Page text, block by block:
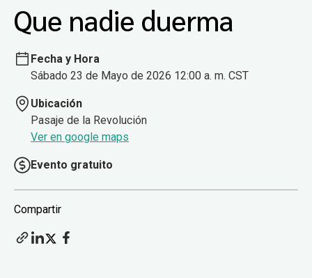
Que nadie duerma
Fecha y Hora
Sábado 23 de Mayo de 2026 12:00 a. m. CST
Ubicación
Pasaje de la Revolución
Ver en google maps
Evento gratuito
Compartir